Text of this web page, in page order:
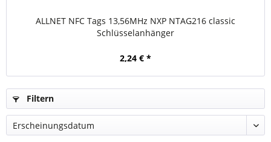
ALLNET NFC Tags 13,56MHz NXP NTAG216 classic
Schlüsselanhänger
2,24 € *
Filtern